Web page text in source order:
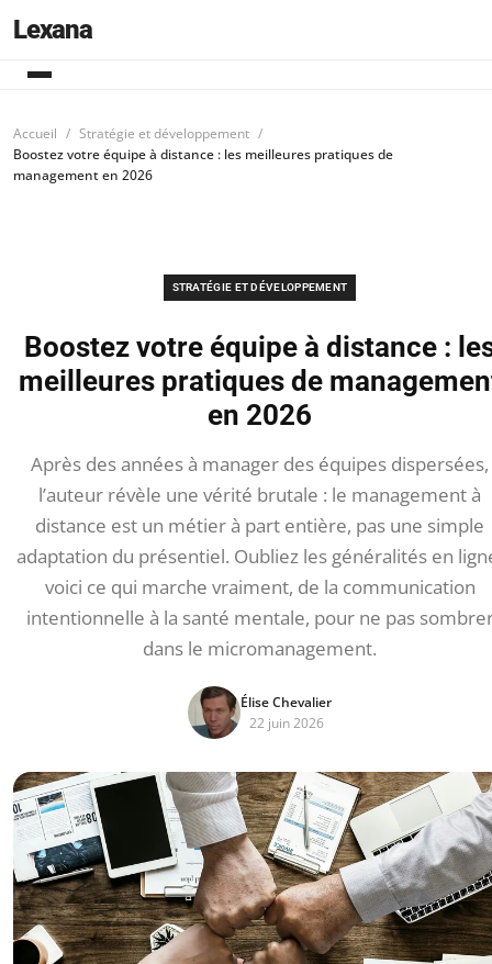
Lexana
Accueil
Stratégie et développement
Boostez votre équipe à distance : les meilleures pratiques de
management en 2026
STRATÉGIE ET DÉVELOPPEMENT
Boostez votre équipe à distance :
meilleures pratiques de
en 2026
Après des années à manager des équipes dispersées,
l’auteur révèle une vérité brutale : le management à
distance est un métier à part entière, pas une simple
adaptation du présentiel. Oubliez les généralités en
voici ce qui marche vraiment, de la communication
intentionnelle à la santé mentale, pour ne pas
dans le micromanagement.
Élise Chevalier
22 juin 2026